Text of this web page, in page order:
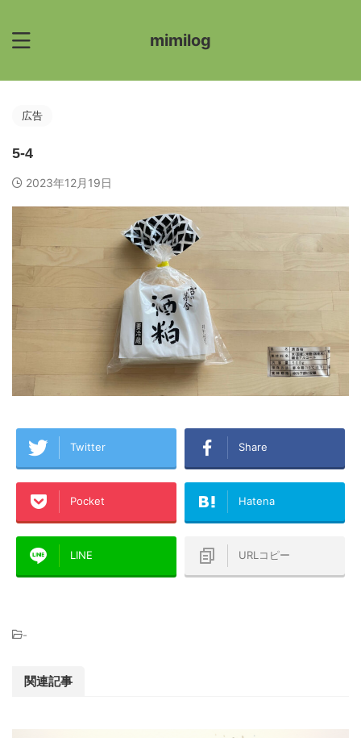
mimilog
広告
5-4
2023年12月19日
Twitter Share
Pocket Hatena
LINE URLコピー
-
関連記事